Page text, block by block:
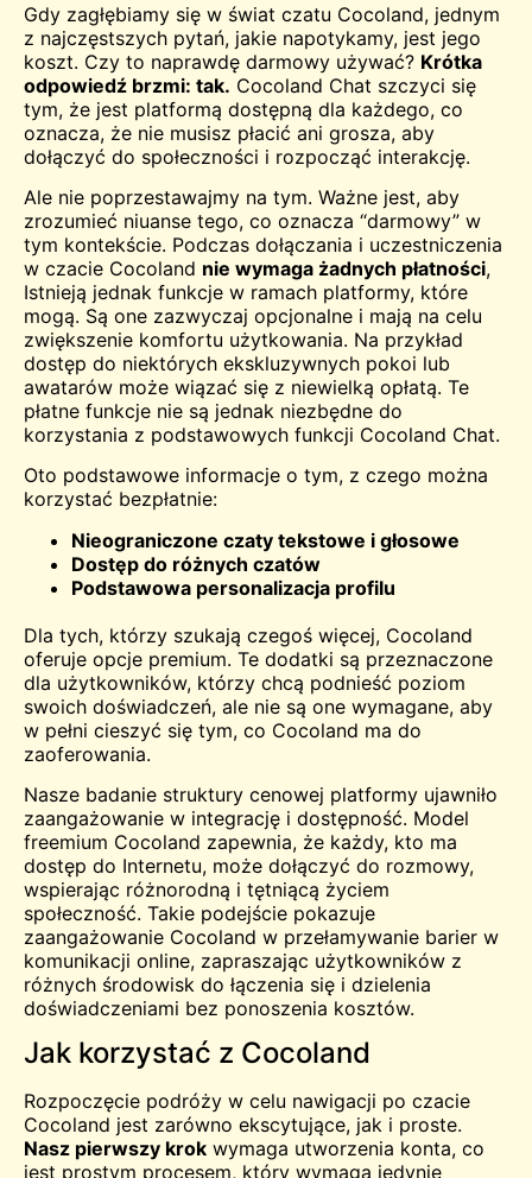
Gdy zagłębiamy się w świat czatu Cocoland, jednym
z najczęstszych pytań, jakie napotykamy, jest jego
koszt. Czy to naprawdę darmowy używać? Krótka
odpowiedź brzmi: tak. Cocoland Chat szczyci się
tym, że jest platformą dostępną dla każdego, co
oznacza, że nie musisz płacić ani grosza, aby
dołączyć do społeczności i rozpocząć interakcję.
Ale nie poprzestawajmy na tym. Ważne jest, aby
zrozumieć niuanse tego, co oznacza “darmowy” w
tym kontekście. Podczas dołączania i uczestniczenia
w czacie Cocoland nie wymaga żadnych płatności,
Istnieją jednak funkcje w ramach platformy, które
mogą. Są one zazwyczaj opcjonalne i mają na celu
zwiększenie komfortu użytkowania. Na przykład
dostęp do niektórych ekskluzywnych pokoi lub
awatarów może wiązać się z niewielką opłatą. Te
płatne funkcje nie są jednak niezbędne do
korzystania z podstawowych funkcji Cocoland Chat.
Oto podstawowe informacje o tym, z czego można
korzystać bezpłatnie:
Nieograniczone czaty tekstowe i głosowe
Dostęp do różnych czatów
Podstawowa personalizacja profilu
Dla tych, którzy szukają czegoś więcej, Cocoland
oferuje opcje premium. Te dodatki są przeznaczone
dla użytkowników, którzy chcą podnieść poziom
swoich doświadczeń, ale nie są one wymagane, aby
w pełni cieszyć się tym, co Cocoland ma do
zaoferowania.
Nasze badanie struktury cenowej platformy ujawniło
zaangażowanie w integrację i dostępność. Model
freemium Cocoland zapewnia, że każdy, kto ma
dostęp do Internetu, może dołączyć do rozmowy,
wspierając różnorodną i tętniącą życiem
społeczność. Takie podejście pokazuje
zaangażowanie Cocoland w przełamywanie barier w
komunikacji online, zapraszając użytkowników z
różnych środowisk do łączenia się i dzielenia
doświadczeniami bez ponoszenia kosztów.
Jak korzystać z Cocoland
Rozpoczęcie podróży w celu nawigacji po czacie
Cocoland jest zarówno ekscytujące, jak i proste.
Nasz pierwszy krok wymaga utworzenia konta, co
jest prostym procesem, który wymaga jedynie